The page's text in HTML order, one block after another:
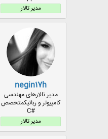
مدیر تالار
negin17h
مدیر تالارهای مهندسی
کامپیوتر و رباتیکمتخصص
#C
مدیر تالار